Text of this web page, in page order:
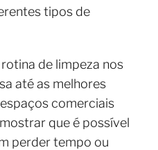
tipos de
de limpeza nos
até as melhores
comerciais
que é possível
perder tempo ou